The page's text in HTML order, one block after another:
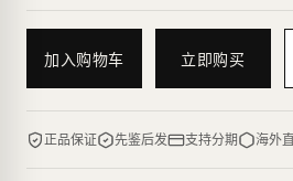
加入购物车 立即购买
正品保证 先鉴后发 支持分期 海外